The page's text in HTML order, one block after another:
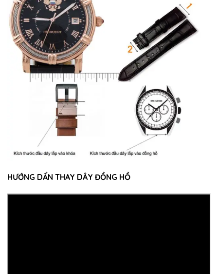
HƯỚNG DẨN THAY DÂY ĐỒNG HỒ